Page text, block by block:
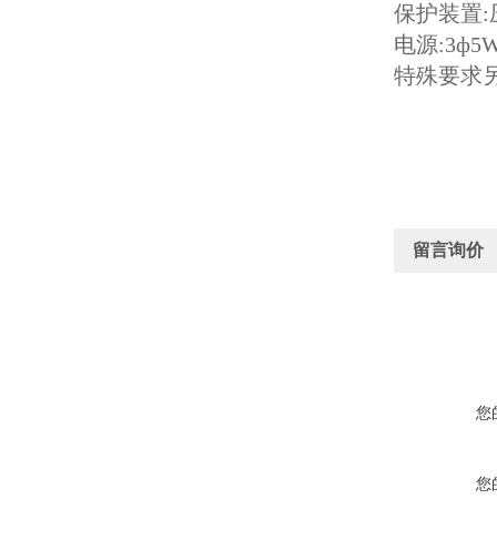
保护装置:
电源
特殊要求
留言询价
您
您